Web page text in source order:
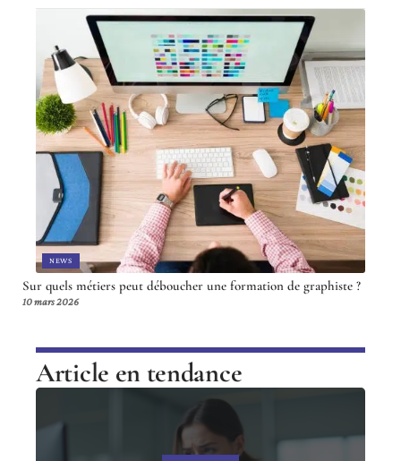
NEWS
Sur quels métiers peut déboucher une formation de graphiste ?
10 mars 2026
Article en tendance